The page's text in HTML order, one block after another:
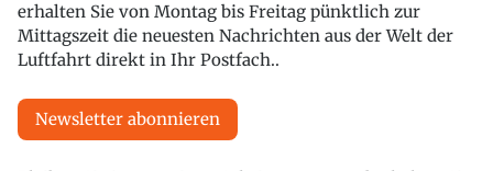
erhalten Sie von Montag bis Freitag pünktlich zur
Mittagszeit die neuesten Nachrichten aus der Welt der
Luftfahrt direkt in Ihr Postfach..
Newsletter abonnieren